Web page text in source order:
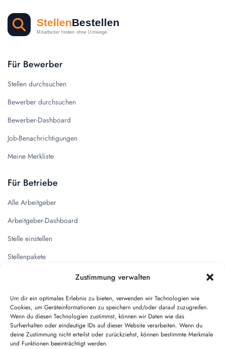
Zustimmung verwalten
Um dir ein optimales Erlebnis zu bieten, verwenden wir Technologien wie
Cookies, um Geräteinformationen zu speichern und/oder darauf zuzugreifen.
Wenn du diesen Technologien zustimmst, können wir Daten wie das
Surfverhalten oder eindeutige IDs auf dieser Website verarbeiten. Wenn du
deine Zustimmung nicht erteilst oder zurückziehst, können bestimmte Merkmale
und Funktionen beeinträchtigt werden.
Für Bewerber
Stellen durchsuchen
Bewerber durchsuchen
Bewerber-Dashboard
Job-Benachrichtigungen
Meine Merkliste
Für Betriebe
Alle Arbeitgeber
Arbeitgeber-Dashboard
Stelle einstellen
Stellenpakete
Kontakt
Impressum
Datenschutz